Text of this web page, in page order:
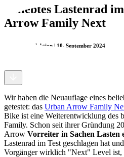
Beliebtes Lastenrad
Arrow Family Next
e-motion Redaktion | 10. September 2024
Wir haben die Neuauflage eines
getestet: das Urban Arrow Family
Bike ist eine Weiterentwicklung des
Family. Schon seit ihrer Gründung
Arrow Vorreiter in Sachen Lasten
Lastenrad im Test geschlagen hat
Vorgänger wirklich "Next" Level ist,